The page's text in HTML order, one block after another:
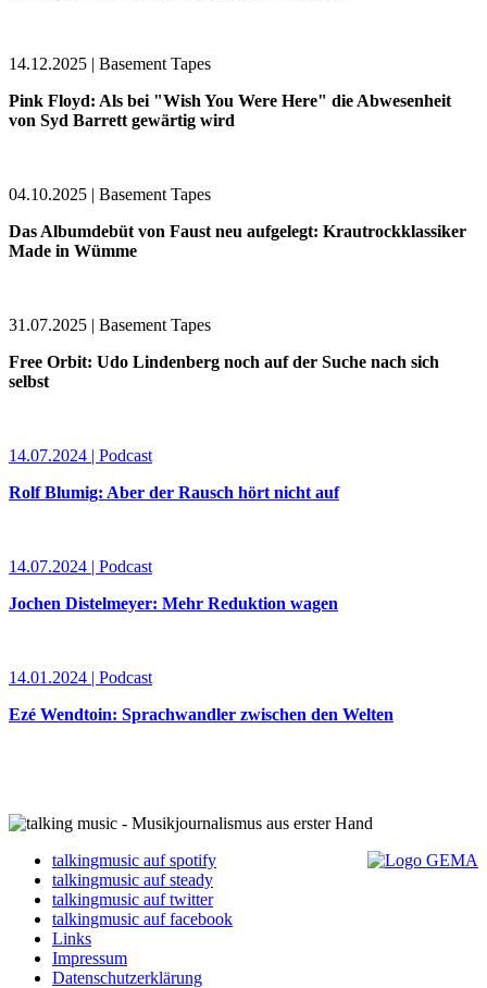
14.12.2025 | Basement Tapes
Pink Floyd: Als bei "Wish You Were Here" die Abwesenheit
von Syd Barrett gewärtig wird
04.10.2025 | Basement Tapes
Das Albumdebüt von Faust neu aufgelegt: Krautrockklassiker
Made in Wümme
31.07.2025 | Basement Tapes
Free Orbit: Udo Lindenberg noch auf der Suche nach sich
selbst
14.07.2024 | Podcast
Rolf Blumig: Aber der Rausch hört nicht auf
14.07.2024 | Podcast
Jochen Distelmeyer: Mehr Reduktion wagen
14.01.2024 | Podcast
Ezé Wendtoin: Sprachwandler zwischen den Welten
talkingmusic auf spotify
talkingmusic auf steady
talkingmusic auf twitter
talkingmusic auf facebook
Links
Impressum
Datenschutzerklärung